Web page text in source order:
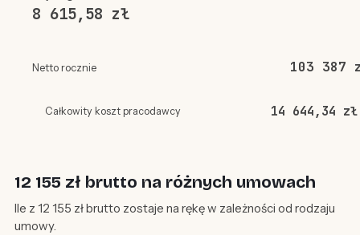
8 615,58 zł
Netto rocznie 103 387
Całkowity koszt pracodawcy 14 644,34 zł
12 155 zł brutto na różnych umowach
Ile z 12 155 zł brutto zostaje na rękę w zależności od rodzaju
umowy.